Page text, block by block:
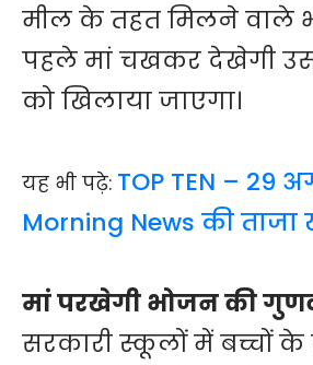
मील के तहत मिलने वाले
पहले मां चखकर देखेगी
को खिलाया जाएगा।
यह भी पढ़े: TOP TEN – 29
Morning News की
मां परखेगी भोजन की
सरकारी स्कूलों में बच्चों